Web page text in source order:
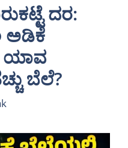
ದರ:
ಅಡಿಕೆ
ಯಾವ
ಬೆಲೆ?